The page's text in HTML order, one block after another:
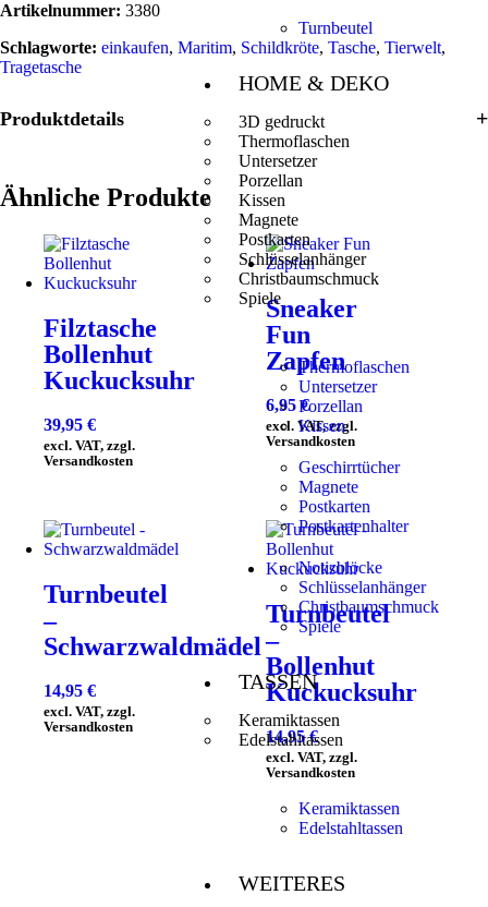
Turnbeutel
HOME & DEKO
3D gedruckt
Thermoflaschen
Untersetzer
Porzellan
Kissen
Magnete
Postkarten
Schlüsselanhänger
Christbaumschmuck
Spiele
Thermoflaschen
Untersetzer
Porzellan
Kissen
Geschirrtücher
Magnete
Postkarten
Postkartenhalter
Notizblöcke
Schlüsselanhänger
Christbaumschmuck
Spiele
TASSEN
Keramiktassen
Edelstahltassen
Keramiktassen
Edelstahltassen
WEITERES
Artikelnummer: 3380
Schlagworte: einkaufen, Maritim, Schildkröte, Tasche, Tierwelt,
Tragetasche
Produktdetails
Ähnliche Produkte
Filztasche
Bollenhut
Kuckucksuhr
39,95 €
excl. VAT, zzgl.
Versandkosten
Sneaker
Fun
Zapfen
6,95€
excl. VAT, zzgl.
Versandkosten
Turnbeutel
–
Schwarzwaldmädel
14,95 €
excl. VAT, zzgl.
Versandkosten
Turnbeutel
–
Bollenhut
Kuckucksuhr
14,95€
excl. VAT, zzgl.
Versandkosten